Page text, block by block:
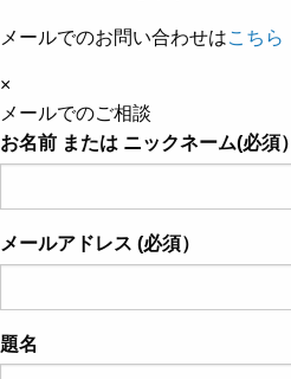
メールでのお問い合わせはこちら
×
メールでのご相談
お名前 または ニックネーム(必須）
メールアドレス (必須）
題名